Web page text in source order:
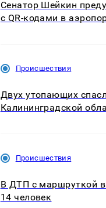
Сенатор Шейкин
с QR-кодами в
Происшествия
Двух утопающих
Калининградской
Происшествия
В ДТП с маршруткой в
14 человек